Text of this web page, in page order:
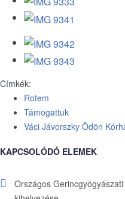
Címkék:
Rotem
Támogattuk
Váci Jávorszky Ödön
KAPCSOLÓDÓ ELEMEK
Országos